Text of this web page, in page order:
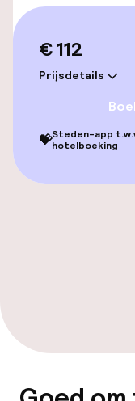
Kamers
Voor
Parasols
Hot tub
€ 112
Prijsdetails
💝Steden-app
hotelboeking